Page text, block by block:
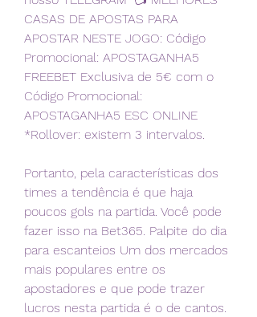
CASAS DE APOSTAS PARA
APOSTAR NESTE JOGO: Código
Promocional: APOSTAGANHA5
FREEBET Exclusiva de 5€ com o
Código Promocional:
APOSTAGANHA5 ESC ONLINE
*Rollover: existem 3 intervalos.
Portanto, pela características dos
times a tendência é que haja
poucos gols na partida. Você pode
fazer isso na Bet365. Palpite do dia
para escanteios Um dos mercados
mais populares entre os
apostadores e que pode trazer
lucros nesta partida é o de cantos.